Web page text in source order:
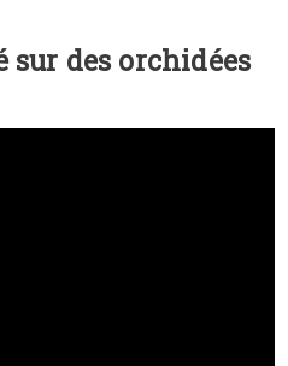
sur des orchidées